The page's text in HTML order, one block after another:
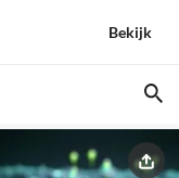
Bekijk